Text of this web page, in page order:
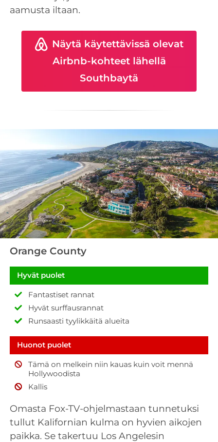
aamusta iltaan.
Näytä käytettävissä olevat
Airbnb-kohteet lähellä
Southbaytä
Orange County
Hyvät puolet
Fantastiset rannat
Hyvät surffausrannat
Runsaasti tyylikkäitä alueita
Huonot puolet
Tämä on melkein niin kauas kuin voit mennä
Hollywoodista
Kallis
Omasta Fox-TV-ohjelmastaan tunnetuksi
tullut Kalifornian kulma on hyvien aikojen
paikka. Se takertuu Los Angelesin